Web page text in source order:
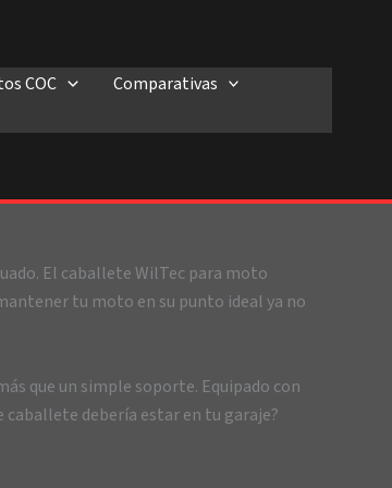
COC
Comparativas
El caballete WilTec para moto
tu moto en su punto ideal ya no
que un simple soporte. Equipado con
debería estar en tu garaje?